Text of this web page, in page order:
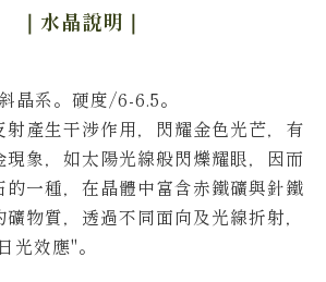
｜水晶說明 ｜
晶系。硬度/6-6.5。
射產生干涉作用，閃耀金色光芒，有
象，如太陽光線般閃爍耀眼，因而
的一種，在晶體中富含赤鐵礦與針鐵
物質，透過不同面向及光線折射，
光效應"。